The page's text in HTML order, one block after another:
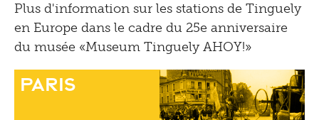
Performances
Apprendre
Entendre
Documents de presse
Contact
Shop
Plus d'information sur les stations de Tinguely
en Europe dans le cadre du 25e anniversaire
du musée «Museum Tinguely AHOY!»
Paris